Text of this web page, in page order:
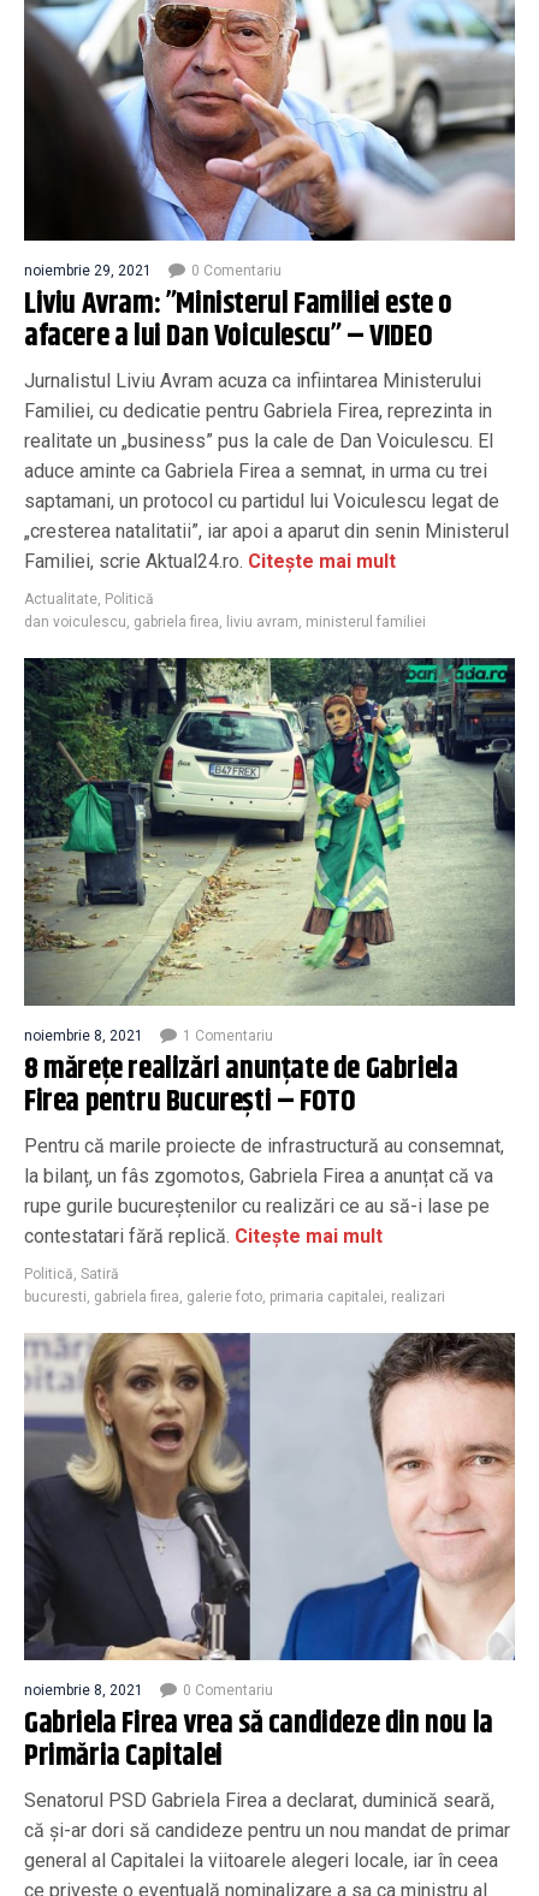
noiembrie 29, 2021 0 Comentariu
Liviu Avram: ”Ministerul Familiei este o
afacere a lui Dan Voiculescu” – VIDEO
Jurnalistul Liviu Avram acuza ca infiintarea Ministerului
Familiei, cu dedicatie pentru Gabriela Firea, reprezinta in
realitate un „business” pus la cale de Dan Voiculescu. El
aduce aminte ca Gabriela Firea a semnat, in urma cu trei
saptamani, un protocol cu partidul lui Voiculescu legat de
„cresterea natalitatii”, iar apoi a aparut din senin Ministerul
Familiei, scrie Aktual24.ro. Citește mai mult
Actualitate, Politică
dan voiculescu, gabriela firea, liviu avram, ministerul familiei
noiembrie 8, 2021 1 Comentariu
8 mărețe realizări anunțate de Gabriela
Firea pentru București – FOTO
Pentru că marile proiecte de infrastructură au consemnat,
la bilanț, un fâs zgomotos, Gabriela Firea a anunțat că va
rupe gurile bucureștenilor cu realizări ce au să-i lase pe
contestatari fără replică. Citește mai mult
Politică Satiră
bucuresti gabriela firea galerie foto primaria capitalei realizari
noiembrie 8, 2021 0 Comentariu
Gabriela Firea vrea să candideze din nou la
Primăria Capitalei
Senatorul PSD Gabriela Firea a declarat, duminică seară,
că şi-ar dori să candideze pentru un nou mandat de primar
general al Capitalei la viitoarele alegeri locale, iar în ceea
ce priveşte o eventuală nominalizare a sa ca ministru al